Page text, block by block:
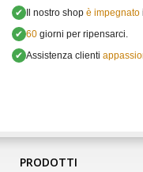
✔ Il nostro shop è impegnato
✔ 60 giorni per ripensarci.
✔ Assistenza clienti
PRODOTTI